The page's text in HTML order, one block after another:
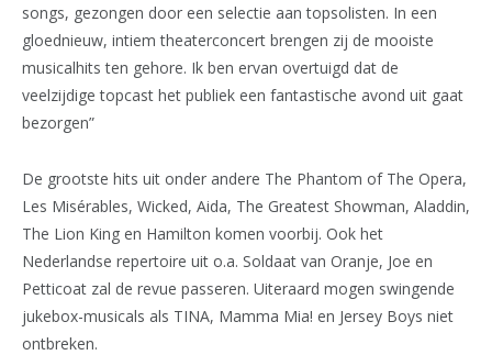
songs, gezongen door een selectie aan topsolisten. In een
gloednieuw, intiem theaterconcert brengen zij de mooiste
musicalhits ten gehore. Ik ben ervan overtuigd dat de
veelzijdige topcast het publiek een fantastische avond uit gaat
bezorgen”
De grootste hits uit onder andere The Phantom of The Opera,
Les Misérables, Wicked, Aida, The Greatest Showman, Aladdin,
The Lion King en Hamilton komen voorbij. Ook het
Nederlandse repertoire uit o.a. Soldaat van Oranje, Joe en
Petticoat zal de revue passeren. Uiteraard mogen swingende
jukebox-musicals als TINA, Mamma Mia! en Jersey Boys niet
ontbreken.